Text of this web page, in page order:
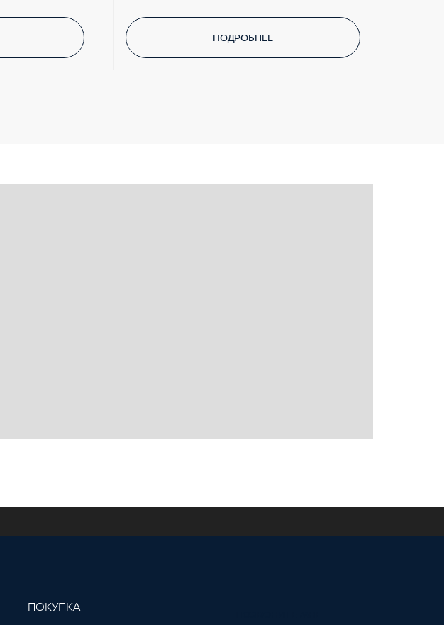
ПОДРОБНЕЕ
ПОКУПКА